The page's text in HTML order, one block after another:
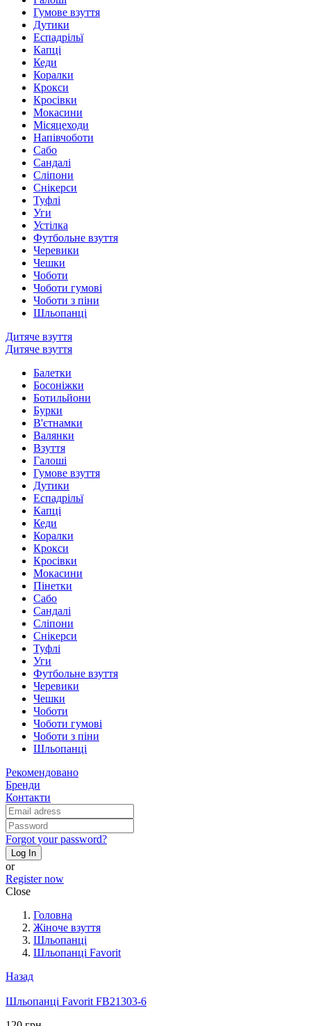
Гумове взуття
Дутики
Еспадрільї
Капці
Кеди
Коралки
Крокси
Кросівки
Мокасини
Місяцеходи
Напівчоботи
Сабо
Сандалі
Сліпони
Снікерси
Туфлі
Уги
Устілка
Футбольне взуття
Черевики
Чешки
Чоботи
Чоботи гумові
Чоботи з піни
Шльопанці
Дитяче взуття
Дитяче взуття
Балетки
Босоніжки
Ботильйони
Бурки
В'єтнамки
Валянки
Взуття
Галоші
Гумове взуття
Дутики
Еспадрільї
Капці
Кеди
Коралки
Крокси
Кросівки
Мокасини
Пінетки
Сабо
Сандалі
Сліпони
Снікерси
Туфлі
Уги
Футбольне взуття
Черевики
Чешки
Чоботи
Чоботи гумові
Чоботи з піни
Шльопанці
Рекомендовано
Бренди
Контакти
Forgot your password?
Log In
or
Register now
Close
Головна
Жіноче взуття
Шльопанці
Шльопанці Favorit
Назад
Шльопанці Favorit FB21303-6